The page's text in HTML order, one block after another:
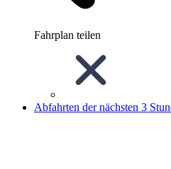
Fahrplan teilen
Abfahrten der nächsten 3